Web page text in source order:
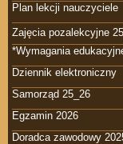
Plan lekcji nauczyciele
Zajęcia pozalekcyjne
*Wymagania
Dziennik elektroniczny
Samorząd 25_26
Egzamin 2026
Doradca zawodowy